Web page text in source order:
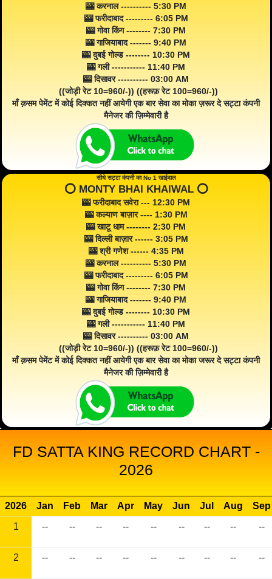
🎰 करनाल ---------- 5:30 PM
🎰 फरीदाबाद --------- 6:05 PM
🎰 गोवा किंग -------- 7:30 PM
🎰 गाजियाबाद ------- 9:40 PM
🎰 दुबई गोल्ड -------- 10:30 PM
🎰 गली ----------- 11:40 PM
🎰 दिसावर ---------- 03:00 AM
((जोड़ी रेट 10=960/-)) ((हरूफ़ रेट 100=960/-))
माँ क़सम पेमेंट में कोई दिक्कत नहीं आयेगी एक बार सेवा का मोका ज़रूर दे सट्टा कंपनी
मैनेजर की ज़िम्मेवारी है
सीधे सट्टा कंपनी का No 1 खाईवाल
⭕️ MONTY BHAI KHAIWAL ⭕️
🎰 फरीदाबाद सवेरा --- 12:30 PM
🎰 कल्याण बाज़ार ---- 1:30 PM
🎰 खाटू धाम -------- 2:30 PM
🎰 दिल्ली बाज़ार ------ 3:05 PM
🎰 श्री गणेश ------ 4:35 PM
🎰 करनाल ---------- 5:30 PM
🎰 फरीदाबाद --------- 6:05 PM
🎰 गोवा किंग -------- 7:30 PM
🎰 गाजियाबाद ------- 9:40 PM
🎰 दुबई गोल्ड -------- 10:30 PM
🎰 गली ----------- 11:40 PM
🎰 दिसावर ---------- 03:00 AM
((जोड़ी रेट 10=960/-)) ((हरूफ़ रेट 100=960/-))
माँ क़सम पेमेंट में कोई दिक्कत नहीं आयेगी एक बार सेवा का मोका जरूर दे सट्टा कंपनी
मैनेजर की ज़िम्मेवारी है
FD SATTA KING RECORD CHART -
2026
2026 Jan Feb Mar Apr May Jun Jul Aug
Sep
1
-- -- -- -- -- -- -- -- --
2 -- -- -- -- -- -- -- -- --